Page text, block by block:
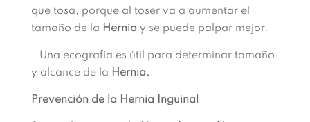
que tosa, porque al toser va a aumentar el
tamaño de la Hernia y se puede palpar mejor.
Una ecografía es útil para determinar tamaño
y alcance de la Hernia.
Prevención de la Hernia Inguinal